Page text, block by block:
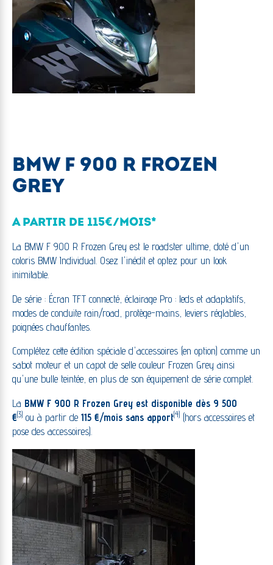
BMW F 900 R FROZEN
GREY
A PARTIR DE 115€/MOIS*
La BMW F 900 R Frozen Grey est le roadster ultime, doté d'un
coloris BMW Individual. Osez l'inédit et optez pour un look
inimitable.
De série : Écran TFT connecté, éclairage Pro : leds et adaptatifs,
modes de conduite rain/road, protège-mains, leviers réglables,
poignées chauffantes.
Complétez cette édition spéciale d'accessoires (en option) comme un
sabot moteur et un capot de selle couleur Frozen Grey ainsi
qu'une bulle teintée, en plus de son équipement de série complet.
La BMW F 900 R Frozen Grey est disponible dès 9 500
€ (3) ou à partir de 115 €/mois sans apport(4) (hors accessoires et
pose des accessoires).